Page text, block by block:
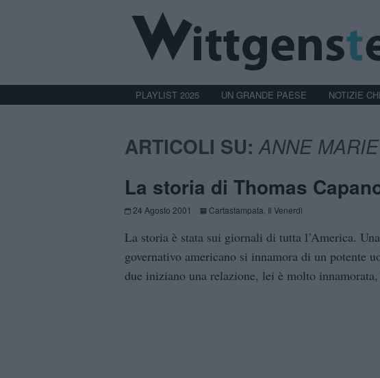
PLAYLIST 2025 UN GRANDE PAESE NOTIZIE
ARTICOLI SU:ANNE
La storia di Thomas
24 Agosto 2001 Cartastampata Il Venerdì
La storia è stata sui giornali di tutta l’America.
governativo americano si innamora di un potente
due iniziano una relazione, lei è molto